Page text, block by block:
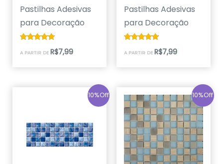
Pastilhas Adesivas
para Decoração
5.00
A PARTIR DE R$7,99
Pastilhas Adesivas
para Decoração
4.67
A PARTIR DE R$7,99
10%Off 10%Off